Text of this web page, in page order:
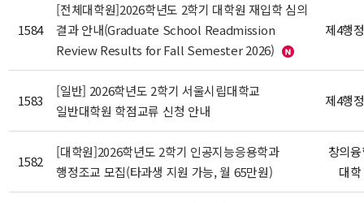
1584
[전체대학원]2026학년도 2학기 대학원 재입학 심의
결과 안내(Graduate School Readmission
Review Results for Fall Semester 2026)
제4행
1583
[일반] 2026학년도 2학기 서울시립대학교
일반대학원 학점교류 신청 안내
제4행
1582
[대학원]2026학년도 2학기 인공지능응용학과
행정조교 모집(타과생 지원 가능, 월 65만원)
창의
대학